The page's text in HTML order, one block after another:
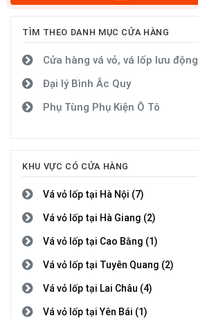
TÌM THEO DANH MỤC CỬA HÀNG
Cửa hàng vá vỏ, vá lốp lưu động
Đại lý Bình Ắc Quy
Phụ Tùng Phụ Kiện Ô Tô
KHU VỰC CÓ CỬA HÀNG
Vá vỏ lốp tại Hà Nội (7)
Vá vỏ lốp tại Hà Giang (2)
Vá vỏ lốp tại Cao Bằng (1)
Vá vỏ lốp tại Tuyên Quang (2)
Vá vỏ lốp tại Lai Châu (4)
Vá vỏ lốp tại Yên Bái (1)